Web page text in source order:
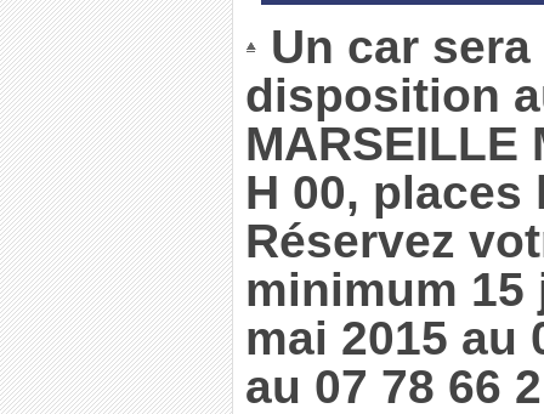
Un car
disposition
MARSEILLE
H 00, places
Réservez
minimum 15
mai 2015 au
au 07 78 66